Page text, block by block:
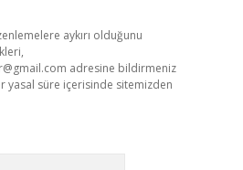
aykırı olduğunu
adresine bildirmeniz
yasal süre içerisinde sitemizden